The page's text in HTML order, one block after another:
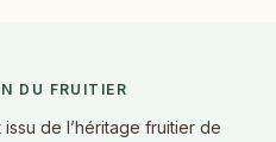
DU FRUITIER
de l’héritage fruitier de